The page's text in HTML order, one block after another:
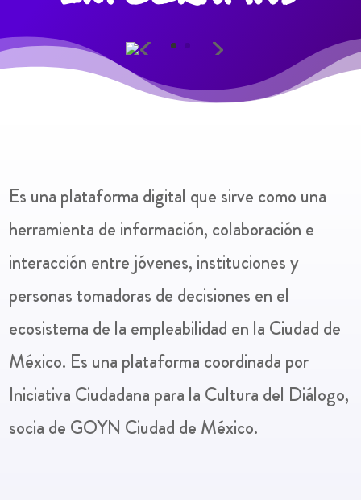
Es una plataforma digital que sirve como una
herramienta de información, colaboración e
interacción entre jóvenes, instituciones y
personas tomadoras de decisiones en el
ecosistema de la empleabilidad en la Ciudad de
México. Es una plataforma coordinada por
Iniciativa Ciudadana para la Cultura del Diálogo,
socia de GOYN Ciudad de México.